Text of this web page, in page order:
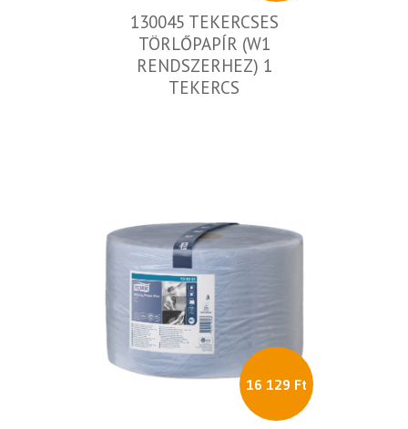
130045 TEKERCSES
TÖRLŐPAPÍR (W1
RENDSZERHEZ) 1
TEKERCS
16 129 Ft